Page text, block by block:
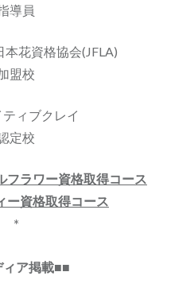
導員
本花資格協会(JFLA)
盟校
ィブクレイ
定校
フラワー資格取得コース
ー資格取得コース
*
ア掲載■■